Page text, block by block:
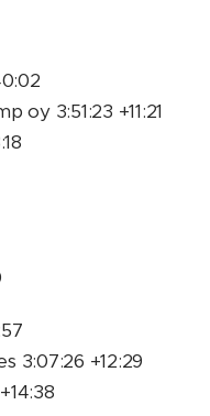
oy 3:51:23 +11:21
3:07:26 +12:29